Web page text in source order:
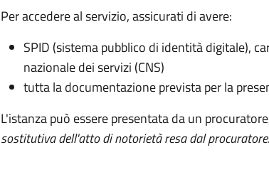
Per accedere al servizio, assicurati di avere:
SPID (sistema pubblico di identità digitale),
nazionale dei servizi (CNS)
tutta la documentazione prevista per la
L'istanza può essere presentata da un
sostitutiva dell'atto di notorietà resa dal procuratore.